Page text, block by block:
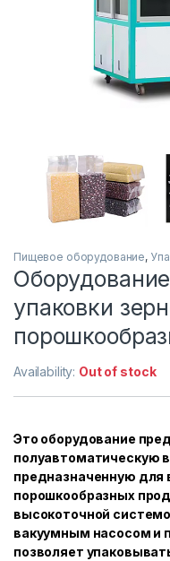
Пищевое оборудование,
упаковки
Availability: Out of stock
Это оборудование
полуавтоматическую
предназначенную для
порошкообразных
высокоточной
вакуумным насосом и
позволяет